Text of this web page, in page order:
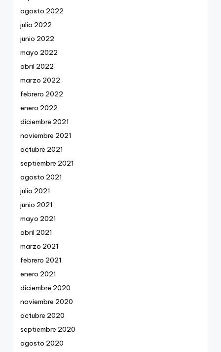
agosto 2022
julio 2022
junio 2022
mayo 2022
abril 2022
marzo 2022
febrero 2022
enero 2022
diciembre 2021
noviembre 2021
octubre 2021
septiembre 2021
agosto 2021
julio 2021
junio 2021
mayo 2021
abril 2021
marzo 2021
febrero 2021
enero 2021
diciembre 2020
noviembre 2020
octubre 2020
septiembre 2020
agosto 2020